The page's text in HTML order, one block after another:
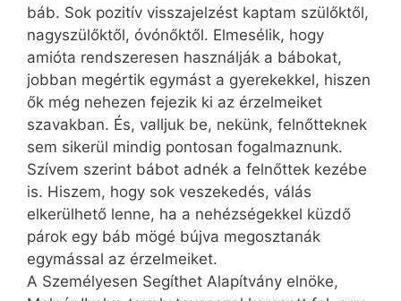
báb. Sok pozitív visszajelzést kaptam szülőktől,
nagyszülőktől, óvónőktől. Elmesélik, hogy
amióta rendszeresen használják a bábokat,
jobban megértik egymást a gyerekekkel, hiszen
ők még nehezen fejezik ki az érzelmeiket
szavakban. És, valljuk be, nekünk, felnőtteknek
sem sikerül mindig pontosan fogalmaznunk.
Szívem szerint bábot adnék a felnőttek kezébe
is. Hiszem, hogy sok veszekedés, válás
elkerülhető lenne, ha a nehézségekkel küzdő
párok egy báb mögé bújva megosztanák
egymással az érzelmeiket.
A Személyesen Segíthet Alapítvány elnöke,